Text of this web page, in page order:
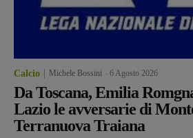
Calcio Michele Bossini 6 Agosto 2026
Da Toscana, Emilia
Lazio le avversarie di
Terranuova Traiana